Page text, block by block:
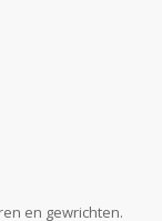
en gewrichten.